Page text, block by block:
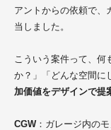
アントからの依頼で、
当しました。
こういう案件って、何
か？」「どんな空間に
加価値をデザインで提
CGW：ガレージ内の